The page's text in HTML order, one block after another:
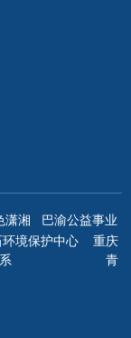
潇湘
巴渝公益事业
境保护中心
重庆
青